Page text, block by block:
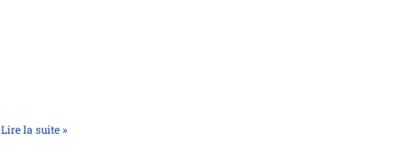
Lire la suite »